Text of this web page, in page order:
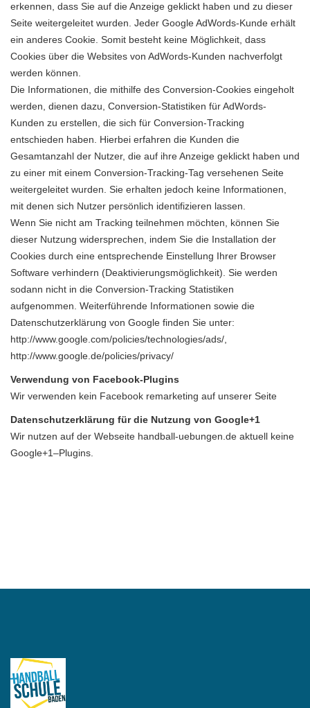
erkennen, dass Sie auf die Anzeige geklickt haben und zu dieser
Seite weitergeleitet wurden. Jeder Google AdWords-Kunde erhält
ein anderes Cookie. Somit besteht keine Möglichkeit, dass
Cookies über die Websites von AdWords-Kunden nachverfolgt
werden können.
Die Informationen, die mithilfe des Conversion-Cookies eingeholt
werden, dienen dazu, Conversion-Statistiken für AdWords-
Kunden zu erstellen, die sich für Conversion-Tracking
entschieden haben. Hierbei erfahren die Kunden die
Gesamtanzahl der Nutzer, die auf ihre Anzeige geklickt haben und
zu einer mit einem Conversion-Tracking-Tag versehenen Seite
weitergeleitet wurden. Sie erhalten jedoch keine Informationen,
mit denen sich Nutzer persönlich identifizieren lassen.
Wenn Sie nicht am Tracking teilnehmen möchten, können Sie
dieser Nutzung widersprechen, indem Sie die Installation der
Cookies durch eine entsprechende Einstellung Ihrer Browser
Software verhindern (Deaktivierungsmöglichkeit). Sie werden
sodann nicht in die Conversion-Tracking Statistiken
aufgenommen. Weiterführende Informationen sowie die
Datenschutzerklärung von Google finden Sie unter:
http://www.google.com/policies/technologies/ads/
http://www.google.de/policies/privacy/
Verwendung von Facebook-Plugins
Wir verwenden kein Facebook remarketing auf unserer Seite
Datenschutzerklärung für die Nutzung von Google+1
Wir nutzen auf der Webseite handball-uebungen.de aktuell keine
Google+1–Plugins.